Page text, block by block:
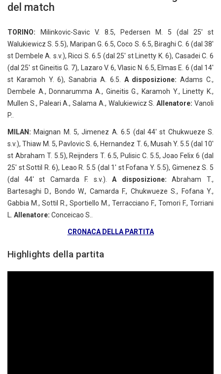
del match
TORINO: Milinkovic-Savic V. 8.5, Pedersen M. 5 (dal 25′ st
Walukiewicz S. 5.5), Maripan G. 6.5, Coco S. 6.5, Biraghi C. 6 (dal 38′
st Dembele A. s.v.), Ricci S. 6.5 (dal 25′ st Linetty K. 6), Casadei C. 6
(dal 25′ st Gineitis G. 7), Lazaro V. 6, Vlasic N. 6.5, Elmas E. 6 (dal 14′
st Karamoh Y. 6), Sanabria A. 6.5. A disposizione: Adams C.,
Dembele A., Donnarumma A., Gineitis G., Karamoh Y., Linetty K.,
Mullen S., Paleari A., Salama A., Walukiewicz S.Allenatore:Vanoli
P..
MILAN: Maignan M. 5, Jimenez A. 6.5 (dal 44′ st Chukwueze S.
s.v.), Thiaw M. 5, Pavlovic S. 6, Hernandez T. 6, Musah Y. 5.5 (dal 10′
st Abraham T. 5.5), Reijnders T. 6.5, Pulisic C. 5.5, Joao Felix 6 (dal
25′ st Sottil R. 6), Leao R. 5.5 (dal 1′ st Fofana Y. 5.5), Gimenez S. 5
(dal 44′ st Camarda F. s.v.).A disposizione: Abraham T.,
Bartesaghi D., Bondo W., Camarda F., Chukwueze S., Fofana Y.,
Gabbia M., Sottil R., Sportiello M., Terracciano F., Tomori F., Torriani
L. Allenatore: Conceicao S..
CRONACA DELLA PARTITA
Highlights della partita